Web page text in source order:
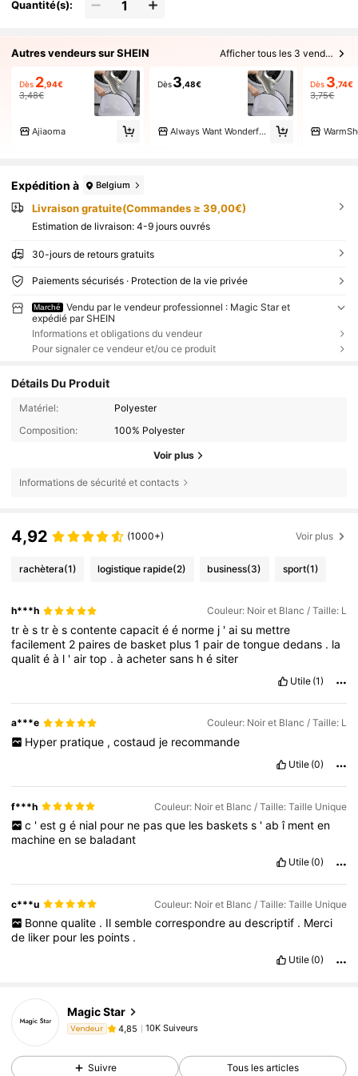
Quantité(s):
Autres vendeurs sur SHEIN Afficher tous les 3 vendeurs
Dès 2,94€
3,48€
Ajiaoma
Dès3 ,48€
Always Want Wonderful Department Store
Dès 3 ,74€
3,75€
Expédition à Belgium
Livraison gratuite(Commandes ≥ 39,00€)
Estimation de livraison: 4-9 jours ouvrés
30-jours de retours gratuits
Paiements sécurisés · Protection de la vie privée
Marché
Vendu par le vendeur professionnel : Magic Star et
expédié par SHEIN
Informations et obligations du vendeur
Pour signaler ce vendeur et/ou ce produit
Détails Du Produit
Matériel:
Polyester
Composition:
100% Polyester
Voir plus
Informations de sécurité et contacts
4,92 (1000+) Voir plus
rachètera(1) logistique rapide(2) business(3) sport(1)
h***h Couleur: Noir et Blanc / Taille: L
trèstrèscontentecapacitéé norme j 'aisu mettre
facilement 2 pairesde basket plus1 pairdetonguededans . la
qualitéà l 'airtop .àachetersans hésiter
Utile (1)
a***e Couleur: Noir et Blanc / Taille: L
Hyper pratique , costaud je recommande
Utile (0)
f***h Couleur: Noir et Blanc / Taille: Taille Unique
c ' est g é nial pour ne pas que les baskets s ' abî ment en
machineense baladant
Utile (0)
c***u Couleur: Noir et Blanc / Taille: Taille Unique
Bonne qualite . Il semble correspondre au descriptif . Merci
de liker pour les points .
Utile (0)
Magic Star
Vendeur 4,85
10K Suiveurs
Suivre Tous les articles